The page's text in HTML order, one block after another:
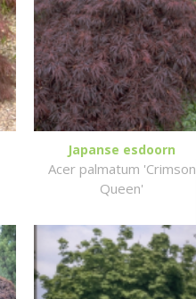
Japanse esdoorn
Acer palmatum 'Crimson
Queen'